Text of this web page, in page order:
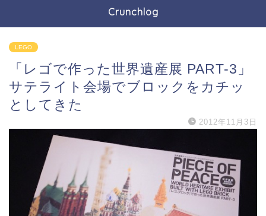
Crunchlog
LEGO
「レゴで作った世界遺産展 PART-3」
サテライト会場でブロックをカチッ
としてきた
2012年11月3日